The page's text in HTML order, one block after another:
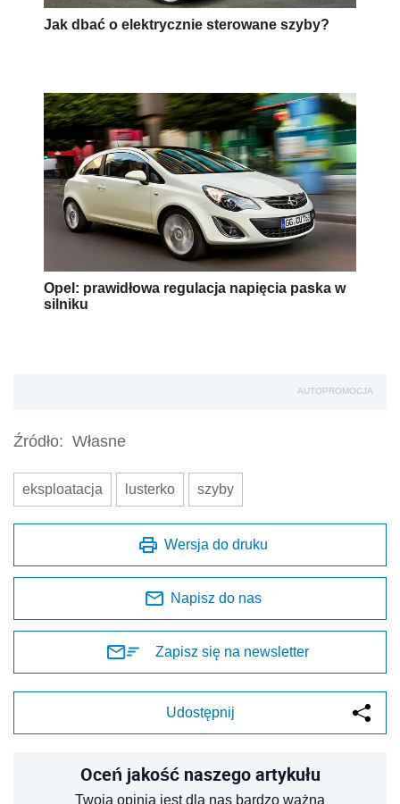
Jak dbać o elektrycznie sterowane szyby?
Opel: prawidłowa regulacja napięcia paska w
silniku
AUTOPROMOCJA
Źródło: Własne
eksploatacja lusterko szyby
Wersja do druku
Napisz do nas
Zapisz się na newsletter
Udostępnij
Oceń jakość naszego artykułu
Twoja opinia jest dla nas bardzo ważna